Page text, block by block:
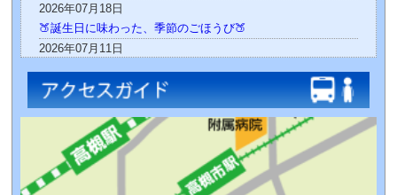
2026年07月18日
🍑誕生日に味わった、季節のごほうび🍑
2026年07月11日
2026年07月07日
勤勉！
2026年06月27日
静と動！
2026年06月12日
AI！